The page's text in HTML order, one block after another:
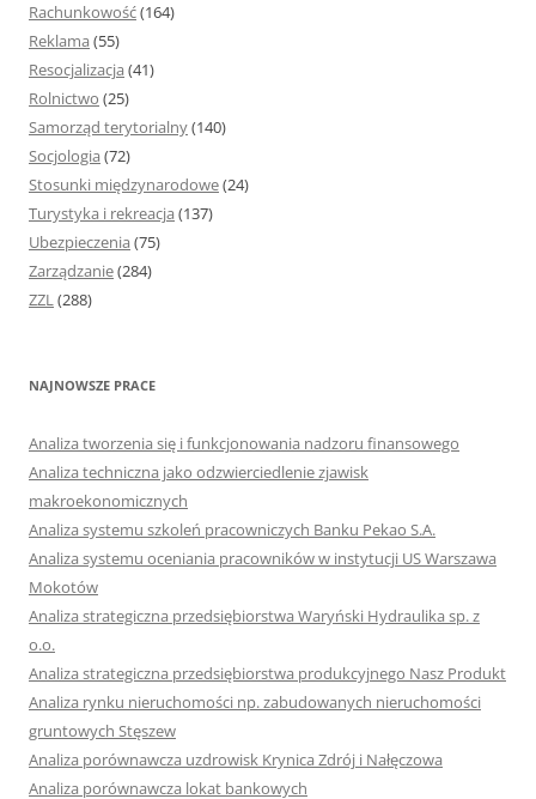
Rachunkowość(164)
Reklama (55)
Resocjalizacja (41)
Rolnictwo (25)
Samorząd terytorialny(140)
Socjologia (72)
Stosunki międzynarodowe(24)
Turystyka i rekreacja (137)
Ubezpieczenia (75)
Zarządzanie(284)
ZZL(288)
NAJNOWSZE PRACE
Analiza tworzenia się i funkcjonowania nadzoru finansowego
Analiza techniczna jako odzwierciedlenie zjawisk
makroekonomicznych
Analiza systemu szkoleń pracowniczych Banku Pekao S.A.
Analiza systemu oceniania pracowników w instytucji US Warszawa
Mokotów
Analiza strategiczna przedsiębiorstwa Waryński Hydraulika sp. z
o.o.
Analiza strategiczna przedsiębiorstwa produkcyjnego Nasz Produkt
Analiza rynku nieruchomości np. zabudowanych nieruchomości
gruntowych Stęszew
Analiza porównawcza uzdrowisk Krynica Zdrój i Nałęczowa
Analiza porównawcza lokat bankowych